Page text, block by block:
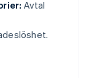
Avtal